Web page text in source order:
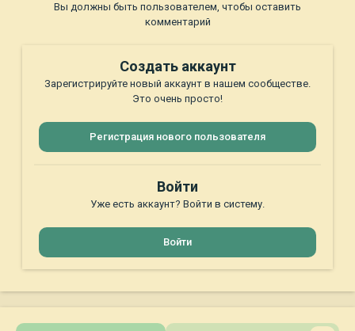
Вы должны быть пользователем, чтобы оставить
комментарий
Создать аккаунт
Зарегистрируйте новый аккаунт в нашем сообществе.
Это очень просто!
Регистрация нового пользователя
Войти
Уже есть аккаунт? Войти в систему.
Войти